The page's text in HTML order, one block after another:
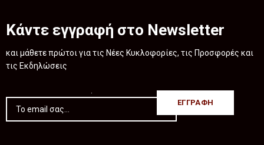
Κάντε εγγραφή στο Newsletter
και μάθετε πρώτοι για τις Νέες Κυκλοφορίες, τις Προσφορές και
τις Εκδηλώσεις